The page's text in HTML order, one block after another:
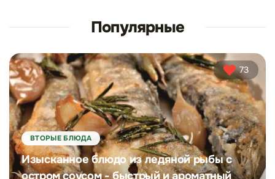
Популярные
73
ВТОРЫЕ БЛЮДА
Изысканное блюдо из ледяной рыбы с
остром соусом - быстрый и ароматный